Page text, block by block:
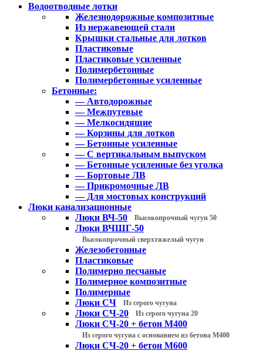
Водоотводные лотки
Железнодорожные композитные
Из нержавеющей стали
Крышки стальные для лотков
Пластиковые
Пластиковые усиленные
Полимербетонные
Полимербетонные усиленные
Бетонные:
— Автодорожные
— Межпутевые
— Мелкосидящие
— Корзины для лотков
— Бетонные усиленные
— С вертикальным выпуском
— Бетонные усиленные без уголка
— Бортовые ЛВ
— Прикромочные ЛВ
— Для мостовых конструкций
Люки канализационные
Люки ВЧ-50
Высокопрочный чугун 50
Люки ВЧШГ-50
Высокопрочный сверхтяжелый чугун
Железобетонные
Пластиковые
Полимерно песчаные
Полимерное композитные
Полимерные
Люки СЧ
Из серого чугуна
Люки СЧ-20 Из серого чугуна 20
Люки СЧ-20 + бетон М400
Из серого чугуна с основанием из бетона М400
Люки СЧ-20 + бетон М600